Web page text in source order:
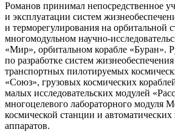
Романов принимал непосредственное
и эксплуатации систем
и терморегулирования на орбитальной
многомодульном научно-
«Мир», орбитальном корабле «Буран».
по разработке систем
транспортных пилотируемых
«Союз», грузовых космических
малых исследовательских модулей
многоцелевого лабораторного модуля
космической станции и автоматических
аппаратов.